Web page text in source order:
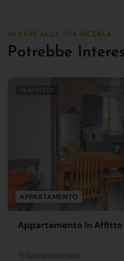
IN BASE ALLA TUA RICERCA
Potrebbe
IN AFFITTO
APPARTAMENTO
Appartamento In Affitto
Scanzorosciate